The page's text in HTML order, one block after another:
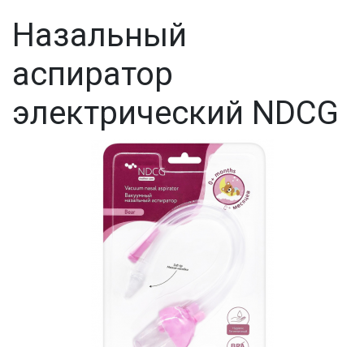
Назальный
аспиратор
электрический NDCG